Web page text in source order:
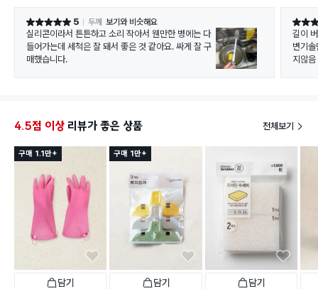
별점 5점 5 두께 보기와 비슷해요
실리콘이라서 튼튼하고 소리 작아서 웬만한 병에는 다
들어가는데 세척은 잘 돼서 좋은 것 같아요. 싸게 잘 구
매했습니다.
별점 4
길이
변기
지않음
4.5점 이상 리뷰가 좋은 상품 전체보기
구매 1.1만+
담기
구매 1만+
담기 담기